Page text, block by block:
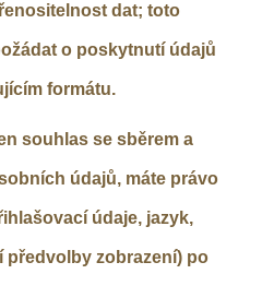
dat; toto
o poskytnutí údajů
formátu.
souhlas se sběrem a
údajů, máte právo
údaje, jazyk,
předvolby zobrazení) po